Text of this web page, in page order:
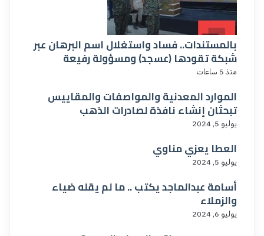
بالمستندات.. فساد واستغلال اسم البرهان عبر
شبكة تقودها (عسجد) ومسؤولة رفيعة
منذ 5 ساعات
الموارد المعدنية والمواصفات والمقاييس
تبحثان إنشاء نافذة لصادرات الذهب
يوليو 5, 2024
العطا يعزي مناوي
يوليو 5, 2024
أسامة عبدالماجد يكتب .. ما لم يقله ضياء
والزملاء
يوليو 6, 2024